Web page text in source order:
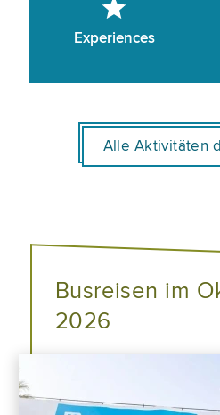
Experiences
Alle Aktivitäten
Busreisen im
2026